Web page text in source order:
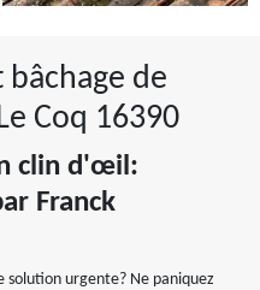
de
Coq 16390
clin d'œil:
Franck
urgente? Ne paniquez